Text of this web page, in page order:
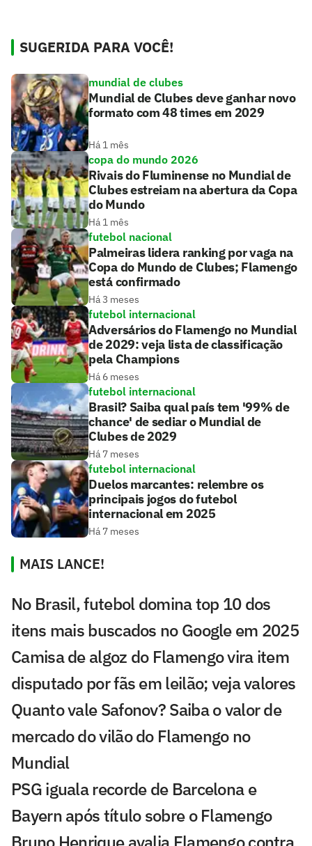
SUGERIDA PARA VOCÊ!
mundial de clubes
Mundial de Clubes deve ganhar novo
formato com 48 times em 2029
Há 1 mês
copa do mundo 2026
Rivais do Fluminense no Mundial de
Clubes estreiam na abertura da Copa
do Mundo
Há 1 mês
futebol nacional
Palmeiras lidera ranking por vaga na
Copa do Mundo de Clubes; Flamengo
está confirmado
Há 3 meses
futebol internacional
Adversários do Flamengo no Mundial
de 2029: veja lista de classificação
pela Champions
Há 6 meses
futebol internacional
Brasil? Saiba qual país tem '99% de
chance' de sediar o Mundial de
Clubes de 2029
Há 7 meses
futebol internacional
Duelos marcantes: relembre os
principais jogos do futebol
internacional em 2025
Há 7 meses
MAIS LANCE!
No Brasil, futebol domina top 10 dos
itens mais buscados no Google em 2025
Camisa de algoz do Flamengo vira item
disputado por fãs em leilão; veja valores
Quanto vale Safonov? Saiba o valor de
mercado do vilão do Flamengo no
Mundial
PSG iguala recorde de Barcelona e
Bayern após título sobre o Flamengo
Bruno Henrique avalia Flamengo contra